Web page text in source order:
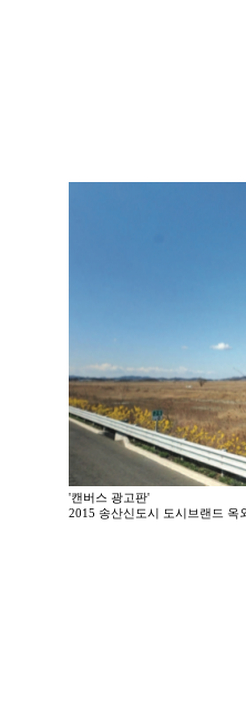
'캔버스 광고판'
2015 송산신도시 도시브랜드 옥